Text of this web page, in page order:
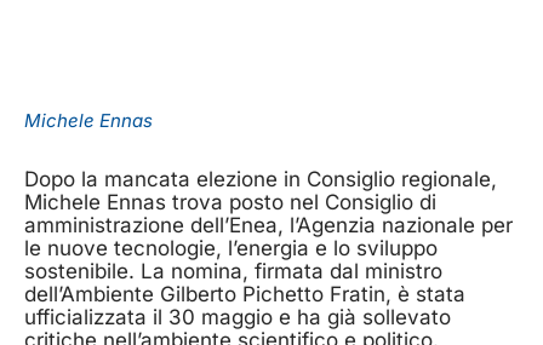
Michele Ennas
Dopo la mancata elezione in Consiglio regionale,
Michele Ennas trova posto nel Consiglio di
amministrazione dell’Enea, l’Agenzia nazionale per
le nuove tecnologie, l’energia e lo sviluppo
sostenibile. La nomina, firmata dal ministro
dell’Ambiente Gilberto Pichetto Fratin, è stata
ufficializzata il 30 maggio e ha già sollevato